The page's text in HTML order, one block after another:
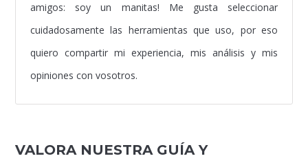
amigos: soy un manitas! Me gusta seleccionar
cuidadosamente las herramientas que uso, por eso
quiero compartir mi experiencia, mis análisis y mis
opiniones con vosotros.
VALORA NUESTRA GUÍA Y